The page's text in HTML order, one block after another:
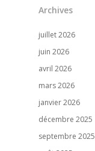
Archives
juillet 2026
juin 2026
avril 2026
mars 2026
janvier 2026
décembre 2025
septembre 2025